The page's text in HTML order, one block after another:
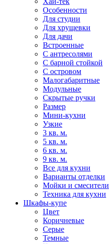
Особенности
Для студии
Для хрущевки
Для дачи
Встроенные
С антресолями
С барной стойкой
С островом
Малогабаритные
Модульные
Скрытые ручки
Размер
Мини-кухни
Узкие
3 кв. м.
5 кв. м.
6 кв. м.
9 кв. м.
Все для кухни
Варианты отделки
Мойки и смесители
Техника для кухни
Шкафы-купе
Цвет
Коричневые
Серые
Темные